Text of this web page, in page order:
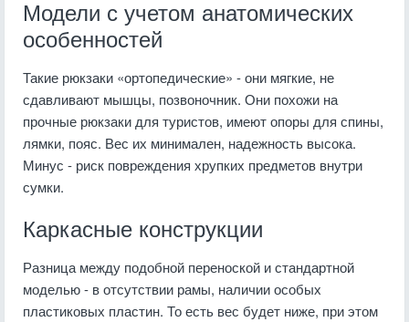
Модели с учетом анатомических
особенностей
Такие рюкзаки «ортопедические» - они мягкие, не
сдавливают мышцы, позвоночник. Они похожи на
прочные рюкзаки для туристов, имеют опоры для спины,
лямки, пояс. Вес их минимален, надежность высока.
Минус - риск повреждения хрупких предметов внутри
сумки.
Каркасные конструкции
Разница между подобной переноской и стандартной
моделью - в отсутствии рамы, наличии особых
пластиковых пластин. То есть вес будет ниже, при этом